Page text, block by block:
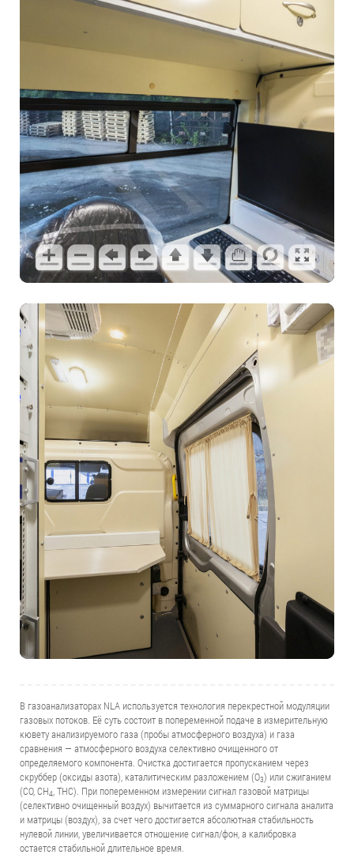
В газоанализаторах NLA используется технология перекрестной модуляции
газовых потоков. Её суть состоит в попеременной подаче в измерительную
кювету анализируемого газа (пробы атмосферного воздуха) и газа
сравнения — атмосферного воздуха селективно очищенного от
определяемого компонента. Очистка достигается пропусканием через
скруббер (оксиды азота), каталитическим разложением (О3) или сжиганием
(СО, СН4 , ТНС). При попеременном измерении сигнал газовой матрицы
(селективно очищенный воздух) вычитается из суммарного сигнала аналита
и матрицы (воздух), за счет чего достигается абсолютная стабильность
нулевой линии, увеличивается отношение сигнал/фон, а калибровка
остается стабильной длительное время.